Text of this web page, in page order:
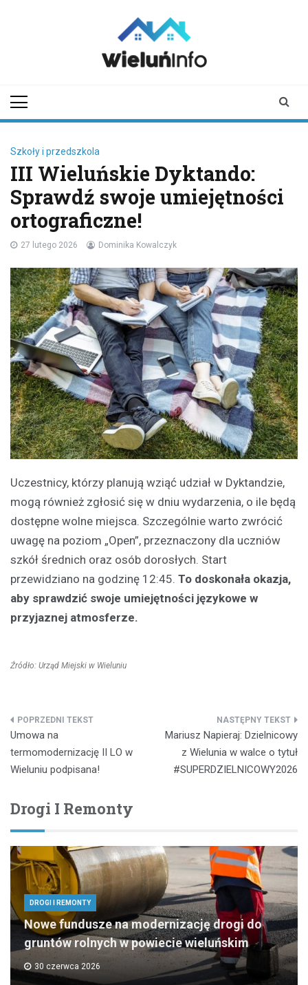
Szkoły i przedszkola
III Wieluńskie Dyktando:
Sprawdź swoje umiejętności
ortograficzne!
27 lutego 2026 Dominika Kowalczyk
Uczestnicy, którzy planują wziąć udział w Dyktandzie,
mogą również zgłosić się w dniu wydarzenia, o ile będą
dostępne wolne miejsca. Szczególnie warto zwrócić
uwagę na poziom „Open”, przeznaczony dla uczniów
szkół średnich oraz osób dorosłych. Start
przewidziano na godzinę 12:45. To doskonała okazja,
aby sprawdzić swoje umiejętności językowe w
przyjaznej atmosferze.
Źródło: Urząd Miejski w Wieluniu
Nawigacja
wpisu
Umowa na
termomodernizację II LO w
Wieluniu podpisana!
Mariusz Napieraj: Dzielnicowy
z Wielunia w walce o tytuł
#SUPERDZIELNICOWY2026
Drogi I Remonty
DROGI I REMONTY
Nowe fundusze na modernizację drogi do
gruntów rolnych w powiecie wieluńskim
30 czerwca 2026